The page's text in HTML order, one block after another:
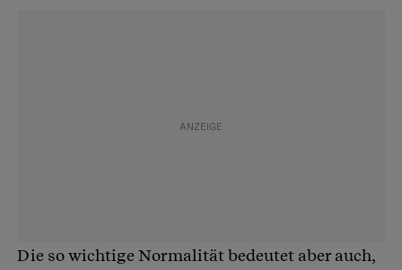
Die so wichtige Normalität bedeutet aber auch,